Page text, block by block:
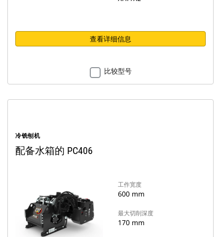
查看详细信息
比较型号
冷铣刨机
配备水箱的 PC406
工作宽度
600 mm
最大切削深度
170 mm